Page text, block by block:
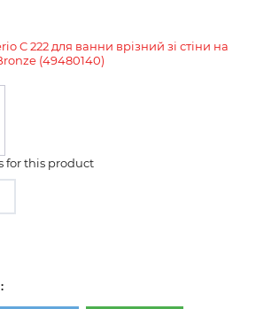
C 222 для ванни врізний зі стіни на
(49480140)
for this product